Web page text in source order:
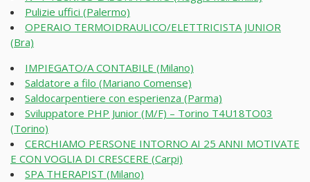
Pulizie uffici (Palermo)
OPERAIO TERMOIDRAULICO/ELETTRICISTA JUNIOR
(Bra)
IMPIEGATO/A CONTABILE (Milano)
Saldatore a filo (Mariano Comense)
Saldocarpentiere con esperienza (Parma)
Sviluppatore PHP Junior (M/F) – Torino T4U18TO03
(Torino)
CERCHIAMO PERSONE INTORNO AI 25 ANNI MOTIVATE
E CON VOGLIA DI CRESCERE (Carpi)
SPA THERAPIST (Milano)